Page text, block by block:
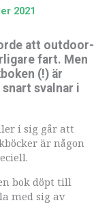
2021
att outdoor-
fart. Men
(!) är
svalnar i
i sig går att
är någon
bok döpt till
med sig av